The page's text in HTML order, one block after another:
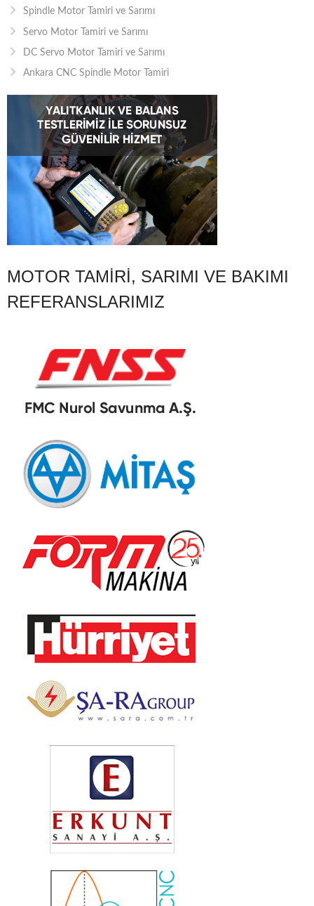
Spindle Motor Tamiri ve Sarımı
Servo Motor Tamiri ve Sarımı
DC Servo Motor Tamiri ve Sarımı
Ankara CNC Spindle Motor Tamiri
MOTOR TAMIRI, SARIMI VE BAKIMI
REFERANSLARIMIZ